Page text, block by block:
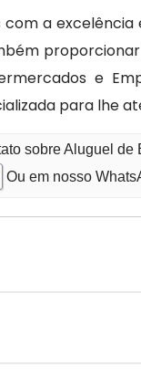
a
e
para lhe
sobre Aluguel
Ou em nosso